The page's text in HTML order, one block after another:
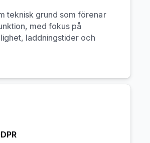
teknisk grund som förenar
med fokus på
laddningstider och